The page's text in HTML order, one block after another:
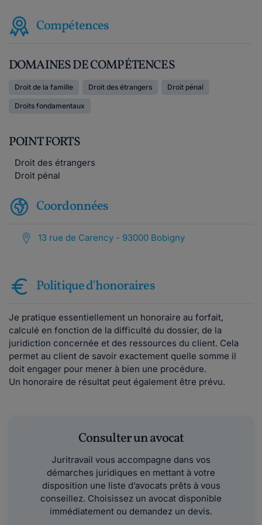
Compétences
DOMAINES DE COMPÉTENCES
Droit de la famille Droit des étrangers Droit pénal
Droits fondamentaux
POINT FORTS
Droit des étrangers
Droit pénal
Coordonnées
13 rue de Carency - 93000 Bobigny
Politique d'honoraires
Je pratique essentiellement un honoraire au forfait,
calculé en fonction de la difficulté du dossier, de la
juridiction concernée et des ressources du client. Cela
permet au client de savoir exactement quelle somme il
doit engager pour mener à bien une procédure.
Un honoraire de résultat peut également être prévu.
Consulter un avocat
Juritravail vous accompagne dans vos
démarches juridiques en mettant à votre
disposition une liste d’avocats prêts à vous
conseillez. Choisissez un avocat disponible
immédiatement ou demandez un devis.